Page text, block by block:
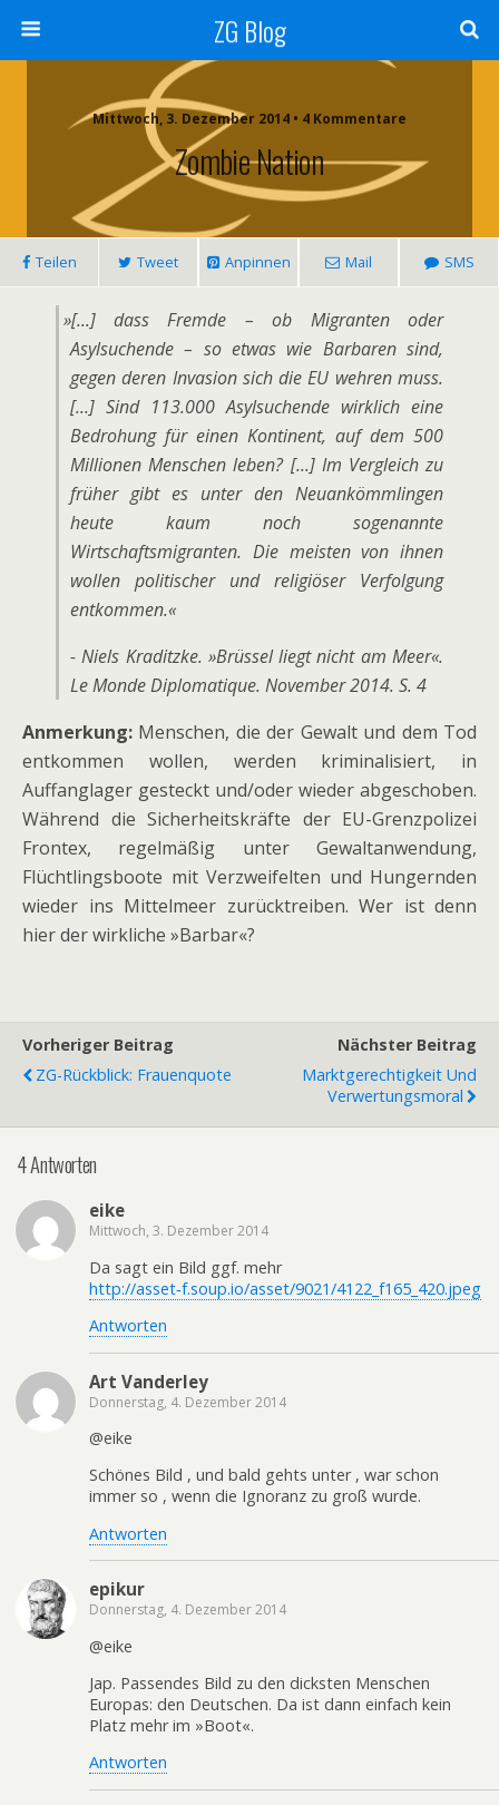
ZG Blog
Mittwoch, 3. Dezember 2014 • 4 Kommentare
Zombie Nation
Teilen Tweet Anpinnen Mail SMS
»[...] dass Fremde – ob Migranten oder
Asylsuchende – so etwas wie Barbaren sind,
gegen deren Invasion sich die EU wehren muss.
[...] Sind 113.000 Asylsuchende wirklich eine
Bedrohung für einen Kontinent, auf dem 500
Millionen Menschen leben? [...] Im Vergleich zu
früher gibt es unter den Neuankömmlingen
heute kaum noch sogenannte
Wirtschaftsmigranten. Die meisten von ihnen
wollen politischer und religiöser Verfolgung
entkommen.«
- Niels Kraditzke. »Brüssel liegt nicht am Meer«.
Le Monde Diplomatique. November 2014. S. 4
Anmerkung: Menschen, die der Gewalt und dem Tod
entkommen wollen, werden kriminalisiert, in
Auffanglager gesteckt und/oder wieder abgeschoben.
Während die Sicherheitskräfte der EU-Grenzpolizei
Frontex, regelmäßig unter Gewaltanwendung,
Flüchtlingsboote mit Verzweifelten und Hungernden
wieder ins Mittelmeer zurücktreiben. Wer ist denn
hier der wirkliche »Barbar«?
Vorheriger Beitrag
ZG-Rückblick: Frauenquote
Nächster Beitrag
Marktgerechtigkeit Und
Verwertungsmoral
4 Antworten
eike
Mittwoch, 3. Dezember 2014
Da sagt ein Bild ggf. mehr
http://asset‑f.soup.io/asset/9021/4122_f165_420.jpeg
Antworten
Art Vanderley
Donnerstag, 4. Dezember 2014
@eike
Schönes Bild , und bald gehts unter , war schon
immer so , wenn die Ignoranz zu groß wurde.
Antworten
epikur
Donnerstag, 4. Dezember 2014
@eike
Jap. Passendes Bild zu den dicksten Menschen
Europas: den Deutschen. Da ist dann einfach kein
Platz mehr im »Boot«.
Antworten